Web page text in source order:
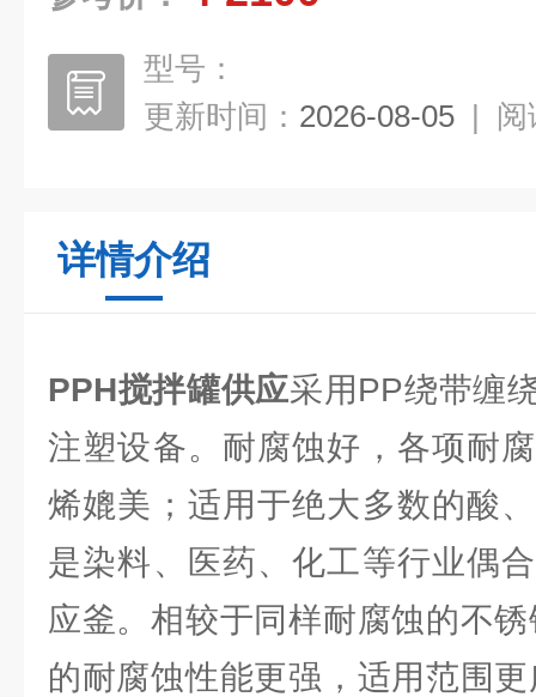
型号：
更新时间： 2026-08-05 | 阅
详情介绍
PPH搅拌罐供应采用PP绕带缠
注塑设备。耐腐蚀好，各项耐
烯媲美；适用于绝大多数的酸
是染料、医药、化工等行业偶
应釜。相较于同样耐腐蚀的不
的耐腐蚀性能更强，适用范围